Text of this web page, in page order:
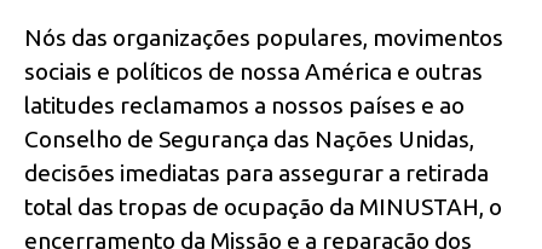
Nós das organizações populares, movimentos
sociais e políticos de nossa América e outras
latitudes reclamamos a nossos países e ao
Conselho de Segurança das Nações Unidas,
decisões imediatas para assegurar a retirada
total das tropas de ocupação da MINUSTAH, o
encerramento da Missão e a reparação dos